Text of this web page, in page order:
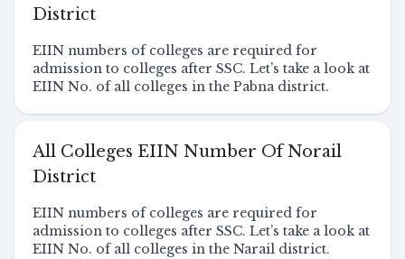
District
EIIN numbers of colleges are required for
admission to colleges after SSC. Let’s take a look at
EIIN No. of all colleges in the Pabna district.
All Colleges EIIN Number Of Norail
District
EIIN numbers of colleges are required for
admission to colleges after SSC. Let’s take a look at
EIIN No. of all colleges in the Narail district.